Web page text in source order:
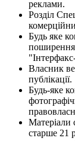
реклами.
Розділ
Будь яке
поширення
Власник
публікації.
Будь-яке
Матеріали
старше 21